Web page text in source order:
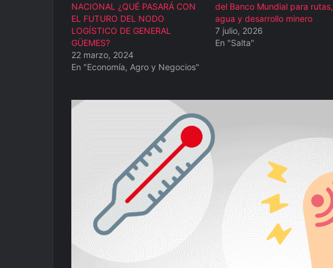
NACIONAL ¿QUÉ PASARÁ CON
EL FUTURO DEL NODO
LOGÍSTICO DE GENERAL
GÜEMES?
22 marzo, 2024
En "Economía, Agro y Negocios"
del Banco Mundial para rutas,
agua y desarrollo minero
7 julio, 2026
En "Salta"